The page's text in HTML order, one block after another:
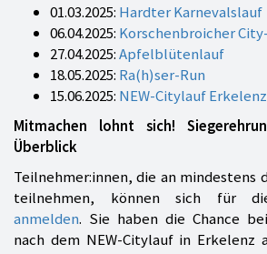
01.03.2025: Hardter Karnevalslauf
06.04.2025: Korschenbroicher
27.04.2025:Apfelblütenlauf
18.05.2025: Ra(h)ser-Run
15.06.2025: NEW-Citylauf Erkelenz
Mitmachen lohnt sich!
Überblick
Teilnehmer:innen, die an mindestens
teilnehmen, können sich für
anmelden. Sie haben die Chance
nach dem NEW-Citylauf in Erkelenz